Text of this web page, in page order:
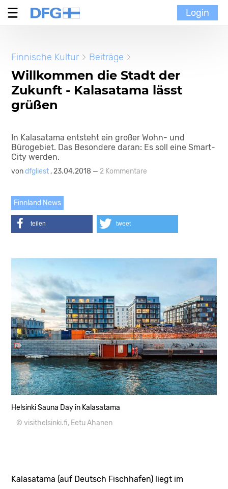
MoinMoi
Finnische Kultur
Login
Finnische Kultur Beiträge
Willkommen die Stadt der
Zukunft - Kalasatama lässt
grüßen
In Kalasatama entsteht ein großer Wohn- und
Bürogebiet. Das Besondere daran: Es soll eine Smart-
City werden.
vondfgliest , 23.04.2018 —2 Kommentare
Finnland News
teilen tweet
Helsinki Sauna Day in Kalasatama
© visithelsinki.fi, Eetu Ahanen
Kalasatama (auf Deutsch Fischhafen) liegt im